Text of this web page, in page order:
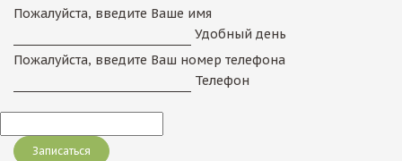
Пожалуйста, введите Ваше имя
Удобный день
Пожалуйста, введите Ваш номер телефона
Телефон